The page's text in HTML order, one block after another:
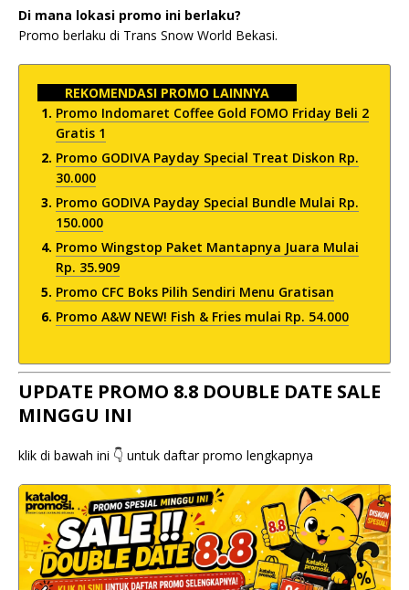
Di mana lokasi promo ini berlaku?
Promo berlaku di Trans Snow World Bekasi.
REKOMENDASI PROMO LAINNYA
Promo Indomaret Coffee Gold FOMO Friday Beli 2
Gratis 1
Promo GODIVA Payday Special Treat Diskon Rp.
30.000
Promo GODIVA Payday Special Bundle Mulai Rp.
150.000
Promo Wingstop Paket Mantapnya Juara Mulai
Rp. 35.909
Promo CFC Boks Pilih Sendiri Menu Gratisan
Promo A&W NEW! Fish & Fries mulai Rp. 54.000
UPDATE PROMO 8.8 DOUBLE DATE SALE
MINGGU INI
klik di bawah ini 👇 untuk daftar promo lengkapnya